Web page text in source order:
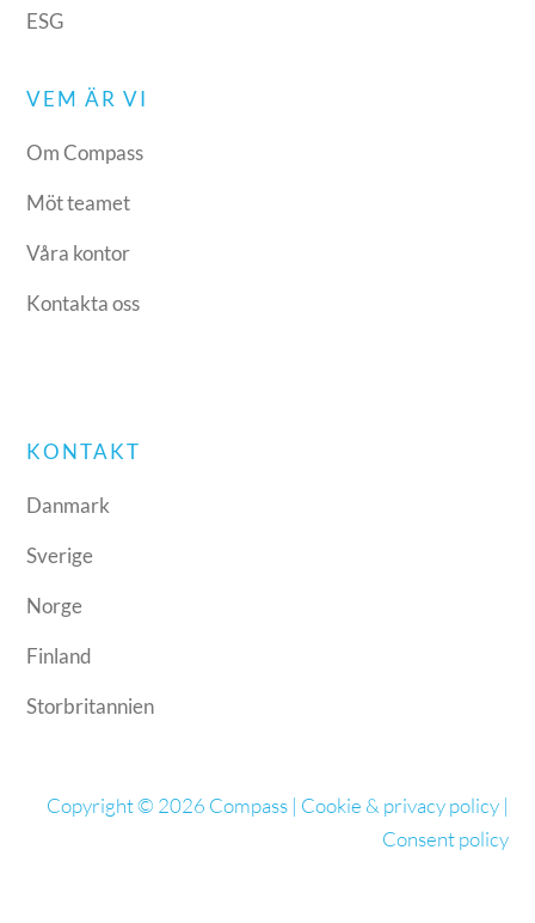
ESG
VEM ÄR VI
Om Compass
Möt teamet
Våra kontor
Kontakta oss
KONTAKT
Danmark
Sverige
Norge
Finland
Storbritannien
Copyright © 2026 Compass | Cookie & privacy policy|
Consent policy